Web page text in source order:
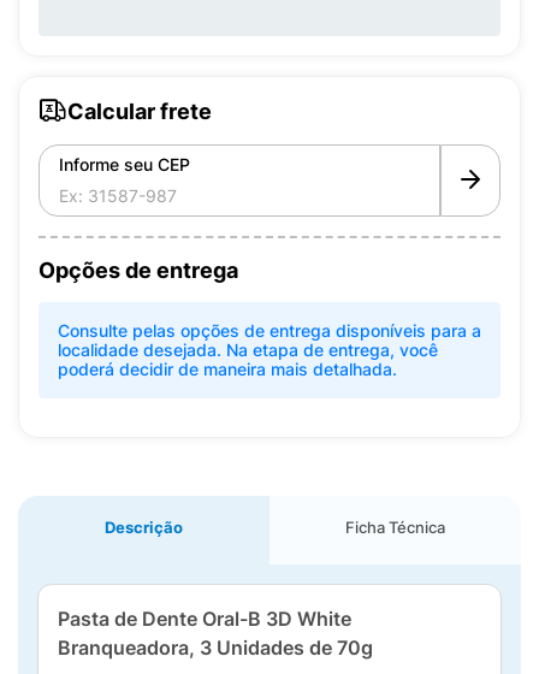
Calcular frete
Informe seu CEP
Opções de entrega
Consulte pelas opções de entrega disponíveis para a
localidade desejada. Na etapa de entrega, você
poderá decidir de maneira mais detalhada.
Descrição Ficha Técnica
Pasta de Dente Oral-B 3D White
Branqueadora, 3 Unidades de 70g